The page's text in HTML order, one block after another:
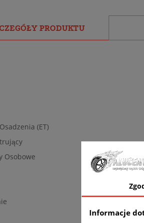
PRODUKTU
(ET)
Osobowe
Informacje